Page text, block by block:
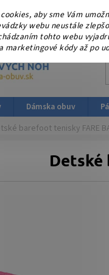
aby sme Vám
webu neustále
tohto webu
marketingové kódy až po
.
hod.
Dámska obuv
barefoot tenisky FARE
Detské